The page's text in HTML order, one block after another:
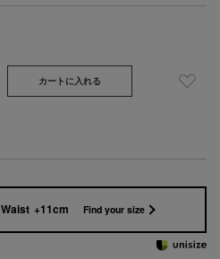
カートに入れる
Waist +11cm Find your size